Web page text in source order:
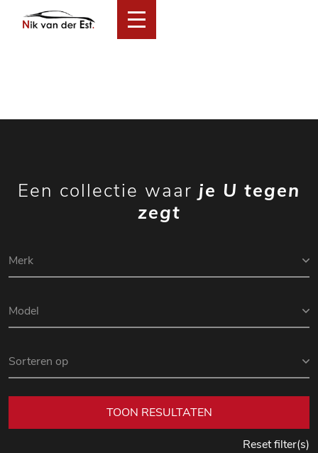
Collectie
Financial Lease Aanbod
Een collectie waar je U tegen
zegt
TOON RESULTATEN
Reset filter(s)